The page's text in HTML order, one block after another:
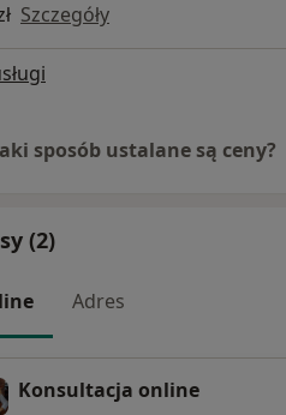
Szczegóły
sposób ustalane są ceny?
(2)
Adres
Konsultacja online